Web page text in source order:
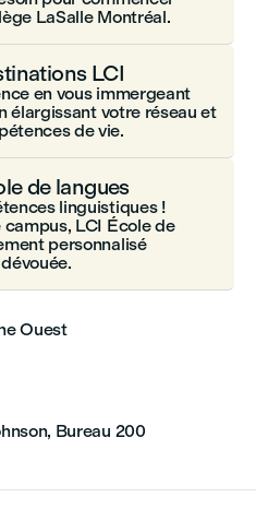
Ouest
Bureau 200
LaSalle Montréal.
LCI
en vous immergeant
élargissant votre réseau et
de vie.
de langues
linguistiques !
LCI École de
personnalisé